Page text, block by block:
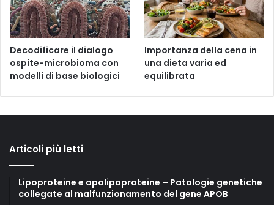
Decodificare il dialogo
ospite-microbioma con
modelli di base biologici
Importanza della cena in
una dieta varia ed
equilibrata
Articoli più letti
Lipoproteine e apolipoproteine – Patologie genetiche
collegate al malfunzionamento del gene APOB